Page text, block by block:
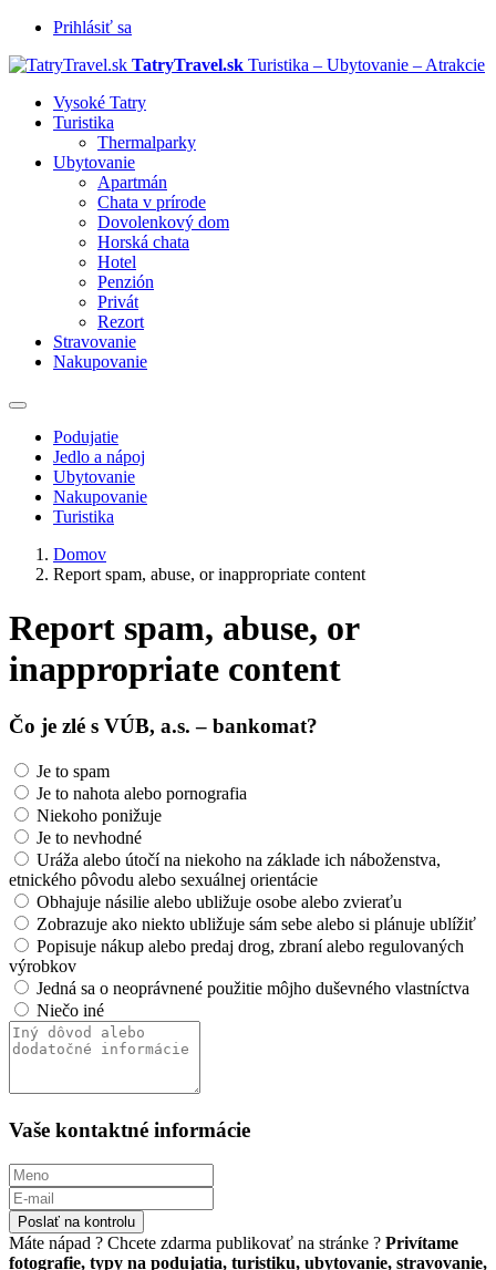
Prihlásiť sa
TatryTravel.sk Turistika – Ubytovanie – Atrakcie
Vysoké Tatry
Turistika
Thermalparky
Ubytovanie
Apartmán
Chata v prírode
Dovolenkový dom
Horská chata
Hotel
Penzión
Privát
Rezort
Stravovanie
Nakupovanie
Prepnúť
navigáciuPodujatie
Jedlo a nápoj
Ubytovanie
Nakupovanie
Turistika
Domov
Report spam, abuse, or inappropriate content
Report spam, abuse, or
inappropriate content
Čo je zlé s VÚB, a.s. – bankomat?
Je to spam
Je to nahota alebo pornografia
Niekoho ponižuje
Je to nevhodné
Uráža alebo útočí na niekoho na základe ich náboženstva,
etnického pôvodu alebo sexuálnej orientácie
Obhajuje násilie alebo ubližuje osobe alebo zvieraťu
Zobrazuje ako niekto ubližuje sám sebe alebo si plánuje ublížiť
Popisuje nákup alebo predaj drog, zbraní alebo regulovaných
výrobkov
Jedná sa o neoprávnené použitie môjho duševného vlastníctva
Niečo iné
Vaše kontaktné informácie
Poslať na kontrolu
Máte nápad ? Chcete zdarma publikovať na stránke ? Privítame
fotografie, typy na podujatia, turistiku, ubytovanie, stravovanie,